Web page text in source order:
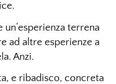
terrena
ad altre esperienze a
Anzi.
e ribadisco, concreta